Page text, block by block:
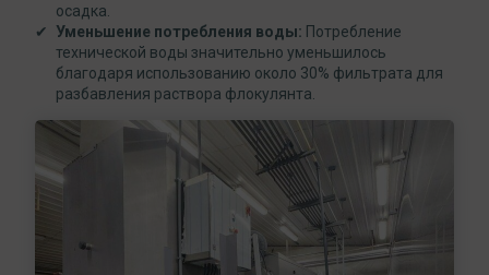
осадка.
Уменьшение потребления воды: Потребление
технической воды значительно уменьшилось
благодаря использованию около 30% фильтрата для
разбавления раствора флокулянта.